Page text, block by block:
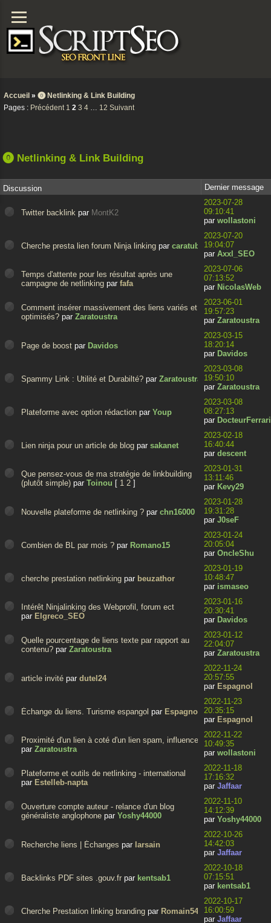
Accueil » ⓿ Netlinking & Link Building
Pages : Précédent 1 2 3 4 … 12 Suivant
⓿ Netlinking & Link Building
Discussion Dernier message
Twitter backlink par MontK2
2023-07-28
09:10:41
par wollastoni
Cherche presta lien forum Ninja linking parcaratubo
2023-07-20
19:04:07
par Axxl_SEO
Temps d'attente pour les résultat après une
campagne de netlinking parfafa
2023-07-06
07:13:52
par NicolasWeb
Comment insérer massivement des liens variés et
optimisés? parZaratoustra
2023-06-01
19:57:23
par Zaratoustra
Page de boost par Davidos
2023-03-15
18:20:14
par Davidos
Spammy Link : Utilité et Durabilté? parZaratoustra
2023-03-08
19:50:10
par Zaratoustra
Plateforme avec option rédaction parYoup
2023-03-08
08:27:13
par
Lien ninja pour un article de blog parsakanet
2023-02-18
16:40:44
par descent
Que pensez-vous de ma stratégie de linkbuilding
(plutôt simple) parToinou [ 1 2 ]
2023-01-31
13:11:46
par Kevy29
Nouvelle plateforme de netlinking ? parchn16000
2023-01-28
19:31:28
par J0seF
Combien de BL par mois ? par Romano15
2023-01-24
20:05:04
par OncleShu
cherche prestation netlinking par beuzathor
2023-01-19
10:48:47
par ismaseo
Intérêt Ninjalinking des Webprofil, forum ect
par Elgreco_SEO
2023-01-16
20:30:41
par Davidos
Quelle pourcentage de liens texte par rapport au
contenu? parZaratoustra
2023-01-12
22:04:07
par Zaratoustra
article invité pardutel24
2022-11-24
20:57:55
par Espagnol
Échange du liens. Turisme espangol par Espagnol
2022-11-23
20:35:15
par Espagnol
Proximité d'un lien à coté d'un lien spam, influence?
parZaratoustra
2022-11-22
10:49:35
par wollastoni
Plateforme et outils de netlinking - international
par Estelleb-napta
2022-11-18
17:16:32
par Jaffaar
Ouverture compte auteur - relance d'un blog
généraliste anglophone parYoshy44000
2022-11-10
14:12:39
par Yoshy44000
Recherche liens | Échanges par larsain
2022-10-26
14:42:03
par Jaffaar
Backlinks PDF sites .gouv.fr par kentsab1
2022-10-18
07:15:51
par kentsab1
Cherche Prestation linking branding par Romain54
2022-10-17
16:00:59
par Jaffaar